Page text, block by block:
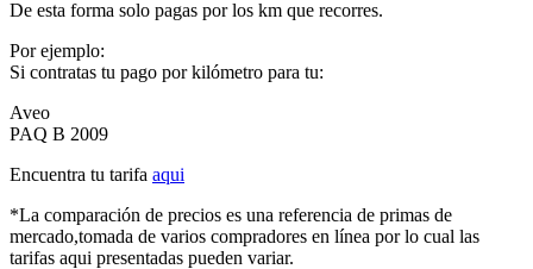
De esta forma solo pagas por los km que recorres.
Por ejemplo:
Si contratas tu pago por kilómetro para tu:
Aveo
PAQ B 2009
Encuentra tu tarifa aqui
*La comparación de precios es una referencia de primas de
mercado,tomada de varios compradores en línea por lo cual las
tarifas aqui presentadas pueden variar.